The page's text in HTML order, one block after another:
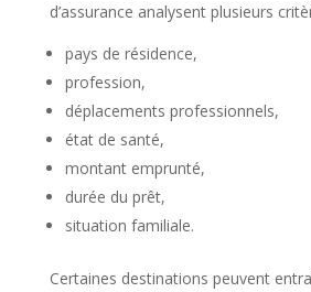
d’assurance analysent plusieurs
pays de résidence,
profession,
déplacements professionnels,
état de santé,
montant emprunté,
durée du prêt,
situation familiale.
Certaines destinations peuvent